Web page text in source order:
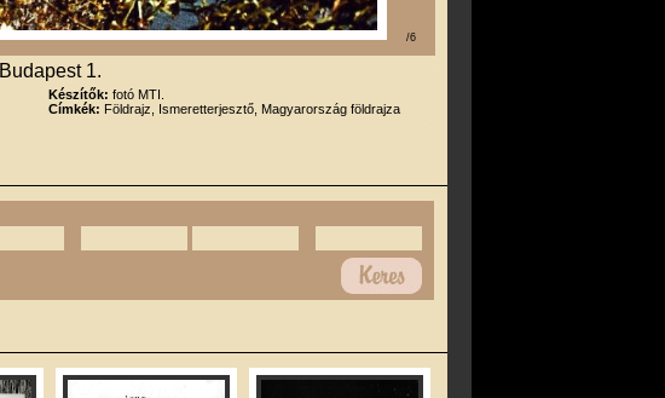
/6
Budapest 1.
Készítők: fotó MTI.
Címkék: Földrajz, Ismeretterjesztő, Magyarország földrajza